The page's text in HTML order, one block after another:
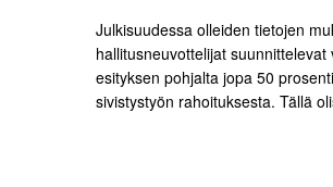
Julkisuudessa olleiden tietojen
hallitusneuvottelijat
esityksen pohjalta jopa 50
sivistystyön rahoituksesta. Tällä